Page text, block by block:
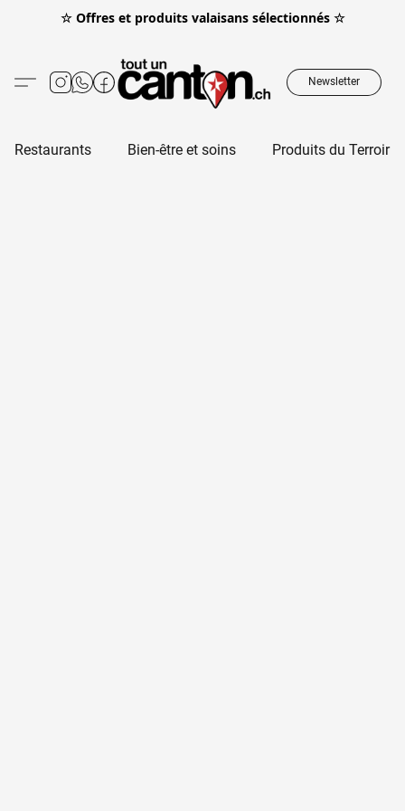
☆ Offres et produits valaisans sélectionnés ☆
Newsletter
Restaurants Bien-être et soins Produits du Terroir